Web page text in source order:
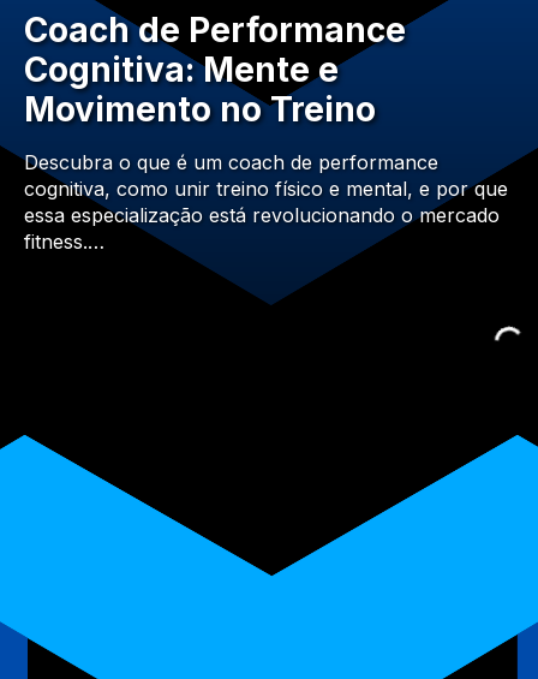
Coach de Performance
Cognitiva: Mente e
Movimento no Treino
Descubra o que é um coach de performance
cognitiva, como unir treino físico e mental, e por que
essa especialização está revolucionando o mercado
fitness.…